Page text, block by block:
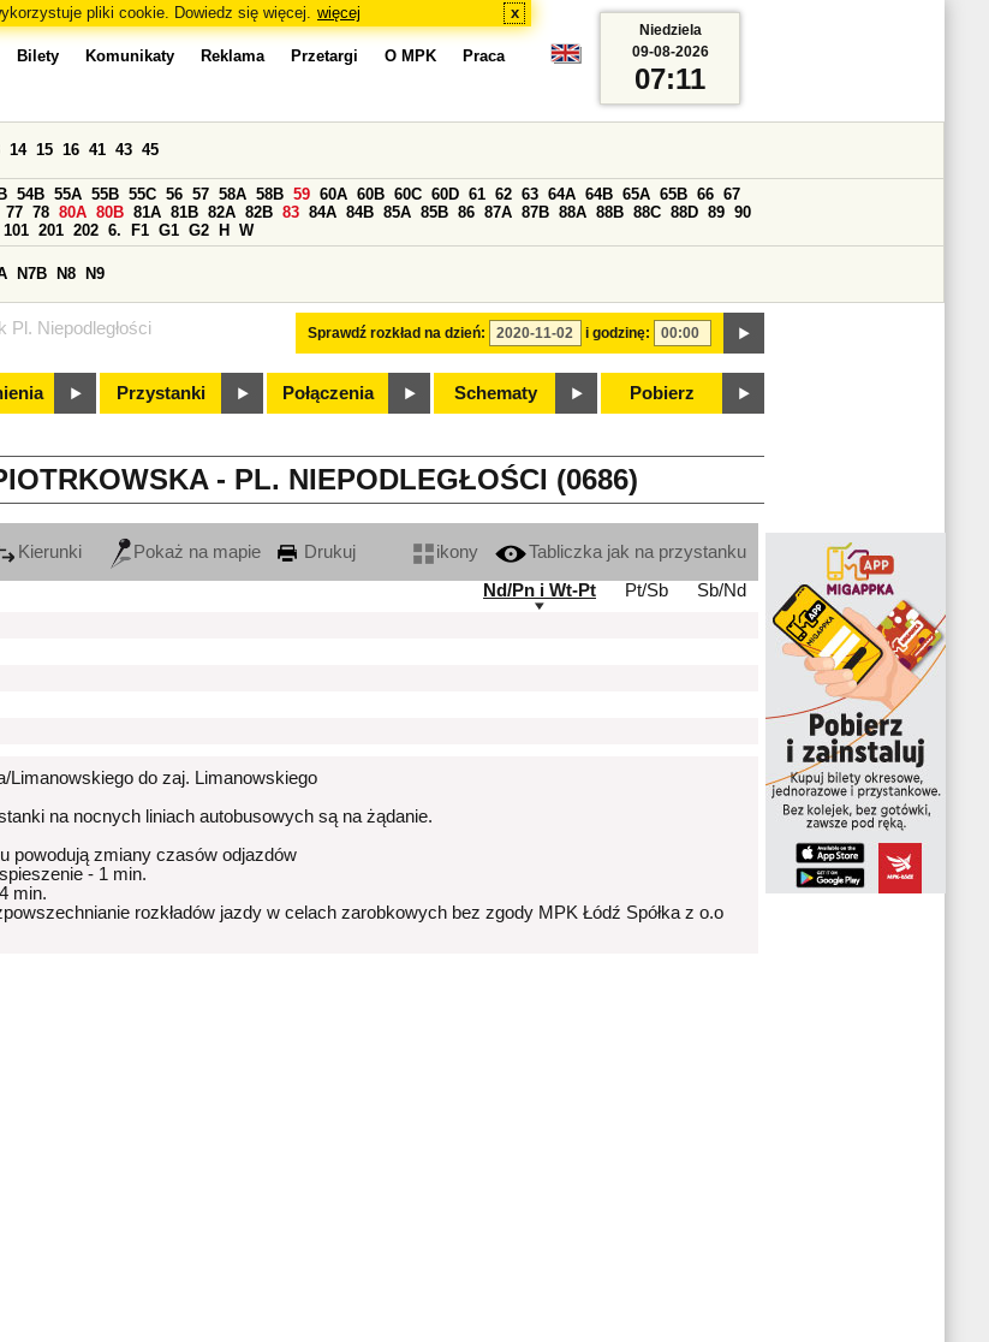
pliki cookie. Dowiedz się więcej. więcej x
Pl. Niepodległości
Bilety Komunikaty Reklama Przetargi O MPK Praca
Sprawdź rozkład na dzień: i godzinę:
14 15 16 41 43 45
54B 55A 55B 55C 56 57 58A 58B 59 60A 60B 60C 60D 61 62 63 64A 64B 65A 65B 66 67
77 78 80A 80B 81A 81B 82A 82B 83 84A 84B 85A 85B 86 87A 87B 88A 88B 88C 88D 89 90
101 201 202 6. F1 G1 G2 H W
N7B N8 N9
Przystanki Połączenia Schematy Pobierz
Niedziela
09-08-2026
07:11
- PL. NIEPODLEGŁOŚCI (0686)
Kierunki Pokaż na mapie Drukuj ikony
Tabliczka jak na przystanku
Nd/Pn i Wt-Pt
Pt/Sb
Sb/Nd
Limanowskiego do zaj. Limanowskiego
na nocnych liniach autobusowych są na żądanie.
powodują zmiany czasów odjazdów
- 1 min.
min.
rozkładów jazdy w celach zarobkowych bez zgody MPK Łódź Spółka z o.o